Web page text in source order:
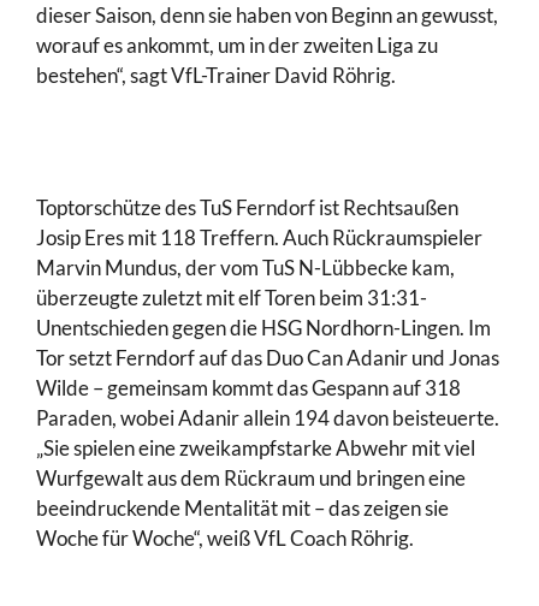
dieser Saison, denn sie haben von Beginn an gewusst,
worauf es ankommt, um in der zweiten Liga zu
bestehen“, sagt VfL-Trainer David Röhrig.
Toptorschütze des TuS Ferndorf ist Rechtsaußen
Josip Eres mit 118 Treffern. Auch Rückraumspieler
Marvin Mundus, der vom TuS N-Lübbecke kam,
überzeugte zuletzt mit elf Toren beim 31:31-
Unentschieden gegen die HSG Nordhorn-Lingen. Im
Tor setzt Ferndorf auf das Duo Can Adanir und Jonas
Wilde – gemeinsam kommt das Gespann auf 318
Paraden, wobei Adanir allein 194 davon beisteuerte.
„Sie spielen eine zweikampfstarke Abwehr mit viel
Wurfgewalt aus dem Rückraum und bringen eine
beeindruckende Mentalität mit – das zeigen sie
Woche für Woche“, weiß VfL Coach Röhrig.